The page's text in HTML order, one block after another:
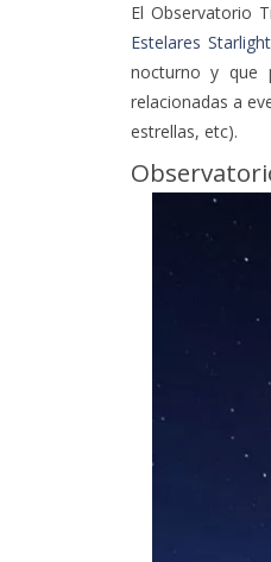
El Observatorio
Estelares Starlight
nocturno y que
relacionadas a
estrellas, etc).